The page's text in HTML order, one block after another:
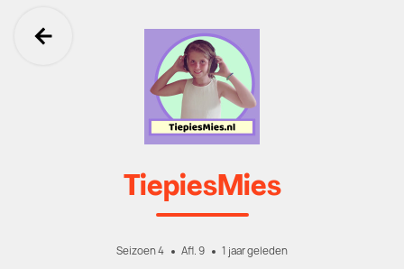
Ga terug
TiepiesMies
Seizoen 4 Afl. 9 1 jaar geleden